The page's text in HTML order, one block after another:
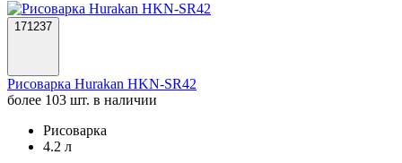
171237
Рисоварка Hurakan HKN-SR42
более 103 шт. в наличии
Рисоварка
4.2 л